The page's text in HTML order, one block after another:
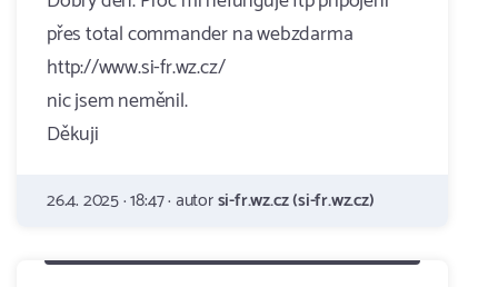
přes total commander na webzdarma
http://www.si-fr.wz.cz/
nic jsem neměnil.
Děkuji
26.4. 2025 · 18:47 · autorsi-fr.wz.cz (si-fr.wz.cz)